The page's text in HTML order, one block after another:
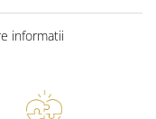
informatii